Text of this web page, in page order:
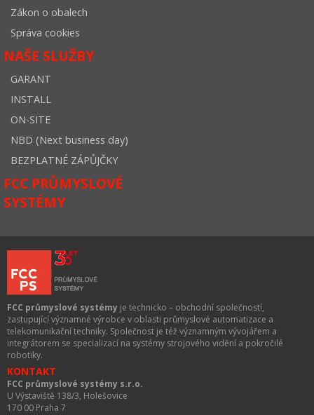
Zákon o obalech
Správa cookies
NAŠE SLUŽBY
GARANT
INSTALL
ON-SITE
NBD (Next business day)
BEZPLATNÉ ZÁPŮJČKY
FCC PRŮMYSLOVÉ
SYSTÉMY
FCC průmyslové systémy je technicko – obchodní společností,
zastupující významné výrobce v oblasti průmyslové automatizace a
telekomunikační techniky. Společnost je též významným vývojářem a
integrátorem se specializací na systémy strojového vidění a pokročilé
robotiky.
KONTAKT
FCC průmyslové systémy s.r.o.
U Výstaviště 138/3, Holešovice
170 00 Praha 7